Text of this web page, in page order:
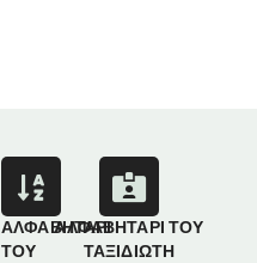
ΑΛΦΑΒΗΤΑΡΙ
ΤΟΥ
ΑΛΦΑΒΗΤΑΡΙ ΤΟΥ
ΤΑΞΙΔΙΩΤΗ